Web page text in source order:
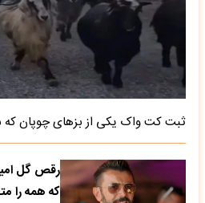
ثبت کت واک یکی از بزهای چوپان که
رقص گل
که همه را